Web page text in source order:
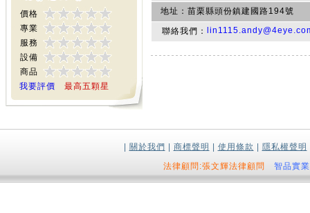
價格
專業
服務
設備
商品
我要評價
最高五顆星
地址： 苗栗縣頭份鎮建國路194號
聯絡我們：
關於我們 商標聲明 使用條款 隱私權聲明
法律顧問:張文輝法律顧問
智品實業